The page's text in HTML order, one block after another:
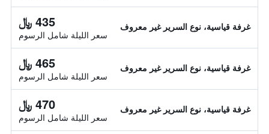
غرفة قياسية، نوع السرير غير معروف 435 ﷼
سعر الليلة شامل الرسوم
غرفة قياسية، نوع السرير غير معروف 465 ﷼
سعر الليلة شامل الرسوم
غرفة قياسية، نوع السرير غير معروف 470 ﷼
سعر الليلة شامل الرسوم